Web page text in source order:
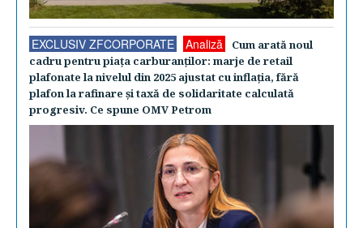
EXCLUSIV ZFCORPORATE Analiză
Cum arată noul
cadru pentru piaţa carburanţilor: marje de retail
plafonate la nivelul din 2025 ajustat cu inflaţia, fără
plafon la rafinare şi taxă de solidaritate calculată
progresiv. Ce spune OMV Petrom